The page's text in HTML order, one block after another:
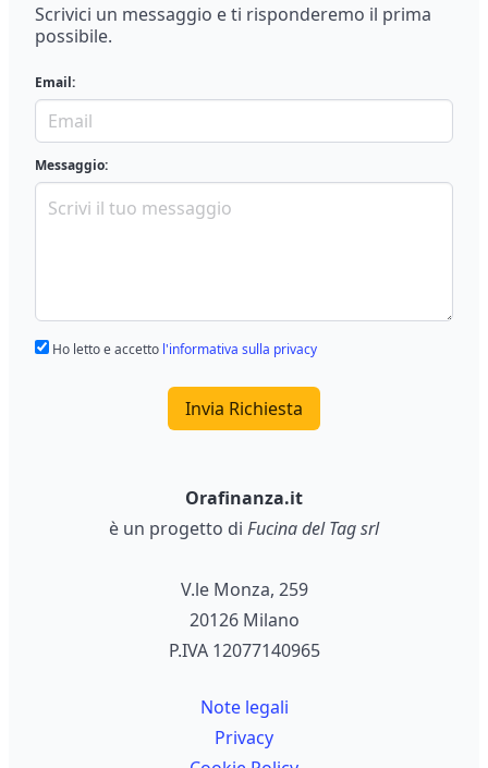
Scrivici un messaggio e ti risponderemo il prima
possibile.
Email:
Messaggio:
Ho letto e accetto l'informativa sulla privacy
Invia Richiesta
Orafinanza.it
è un progetto di Fucina del Tag srl
V.le Monza, 259
20126 Milano
P.IVA 12077140965
Note legali
Privacy